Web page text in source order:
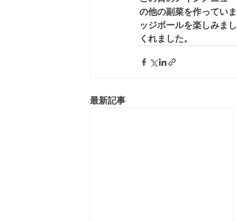
の他の副菜を作ってい
ッジボールを楽しみま
くれました。
最新記事